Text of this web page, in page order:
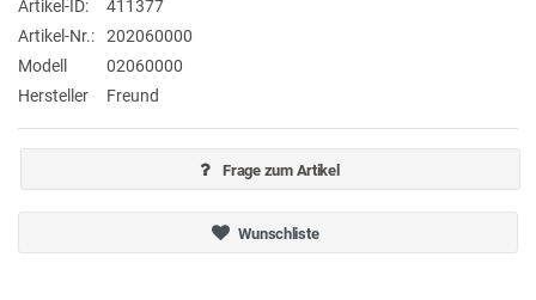
Artikel-ID:
411377
Artikel-Nr.:
202060000
Modell
02060000
Hersteller
Freund
Frage zum Artikel
Wunschliste